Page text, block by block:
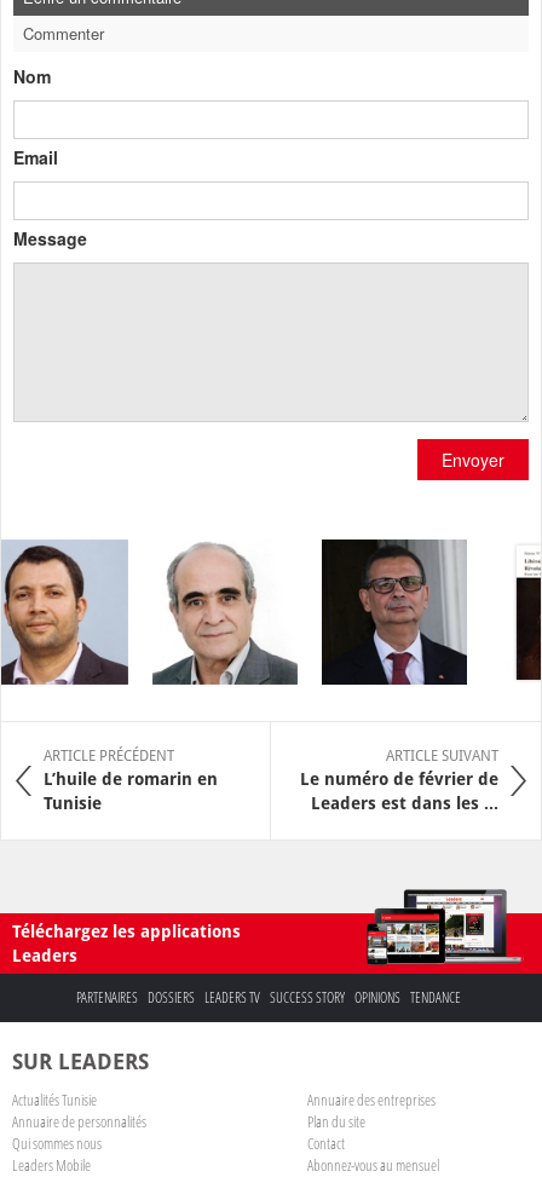
Commenter
Nom
Email
Message
Envoyer
ARTICLE PRÉCÉDENT
L’huile de romarin en
Tunisie
ARTICLE SUIVANT
Le numéro de février de
Leaders est dans les ...
Téléchargez les applications
Leaders
PARTENAIRES DOSSIERS LEADERS TV SUCCESS STORY OPINIONS TENDANCE
SUR LEADERS
Actualités Tunisie
Annuaire des entreprises
Annuaire de personnalités
Plan du site
Qui sommes nous
Contact
Leaders Mobile
Abonnez-vous au mensuel